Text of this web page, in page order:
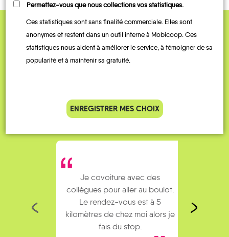
QUELQUES
Témoignages
Je covoiture avec des
collègues pour aller au boulot.
Le rendez-vous est à 5
kilomètres de chez moi alors je
fais du stop.
Permettez-vous que nous collections vos statistiques.
Ces statistiques sont sans finalité commerciale. Elles sont
anonymes et restent dans un outil interne à Mobicoop. Ces
statistiques nous aident à améliorer le service, à témoigner de sa
popularité et à maintenir sa gratuité.
ENREGISTRER MES CHOIX